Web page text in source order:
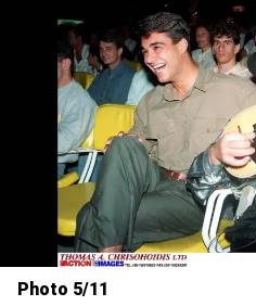
Photo 5/11